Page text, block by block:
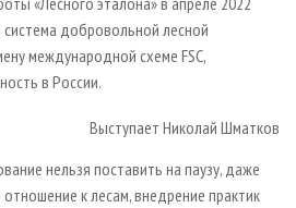
добровольной лесной
международной схеме FSC,
в России.
Выступает Николай Шматков
нельзя поставить на паузу, даже
к лесам, внедрение практик